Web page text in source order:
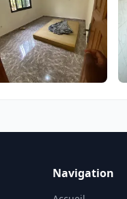
Navigation